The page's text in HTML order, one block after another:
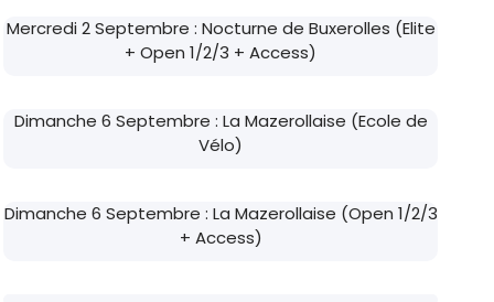
Mercredi 2 Septembre : Nocturne de Buxerolles (Elite
+ Open 1/2/3 + Access)
Dimanche 6 Septembre : La Mazerollaise (Ecole de
Vélo)
Dimanche 6 Septembre : La Mazerollaise (Open 1/2/3
+ Access)